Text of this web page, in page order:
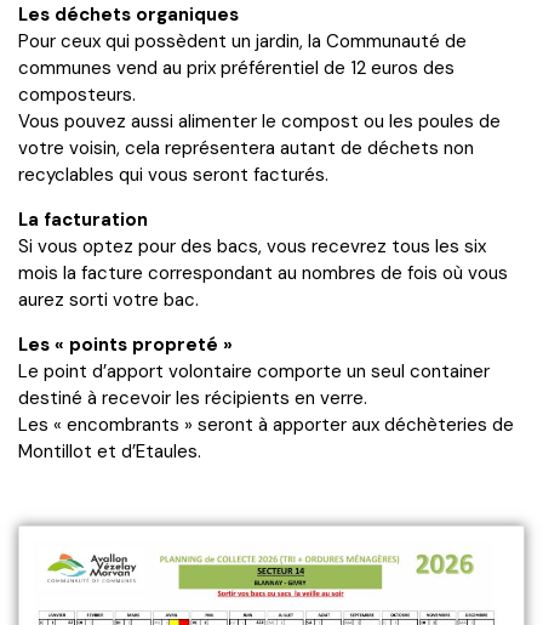
Les déchets organiques
Pour ceux qui possèdent un jardin, la Communauté de
communes vend au prix préférentiel de 12 euros des
composteurs.
Vous pouvez aussi alimenter le compost ou les poules de
votre voisin, cela représentera autant de déchets non
recyclables qui vous seront facturés.
La facturation
Si vous optez pour des bacs, vous recevrez tous les six
mois la facture correspondant au nombres de fois où vous
aurez sorti votre bac.
Les « points propreté »
Le point d’apport volontaire comporte un seul container
destiné à recevoir les récipients en verre.
Les « encombrants » seront à apporter aux déchèteries de
Montillot et d’Etaules.